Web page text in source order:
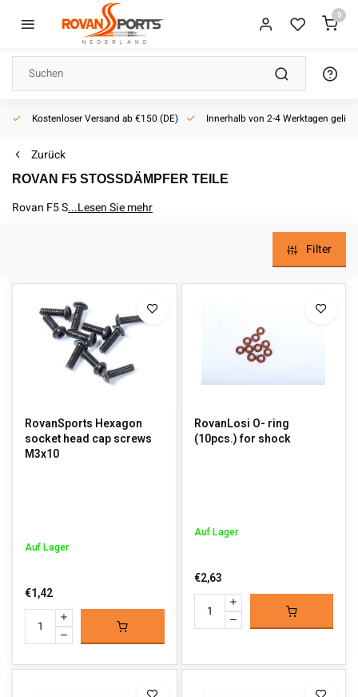
0
€150 (DE) Innerhalb von 2-4 Werktagen geliefert 1:5 RC dealer
Zurück
ROVAN F5 STOSSDÄMPFER TEILE
Rovan F5 Stoßdämpfer Teile
...Lesen Sie mehr
Filter
RovanSports Hexagon
socket head cap screws
M3x10
Auf Lager
€1,42
RovanLosi O- ring
(10pcs.) for shock
Auf Lager
€2,63